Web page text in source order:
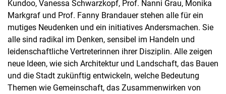
Kundoo, Vanessa Schwarzkopf, Prof. Nanni Grau, Monika
Markgraf und Prof. Fanny Brandauer stehen alle für ein
mutiges Neudenken und ein initiatives Andersmachen. Sie
alle sind radikal im Denken, sensibel im Handeln und
leidenschaftliche Vertreterinnen ihrer Disziplin. Alle zeigen
neue Ideen, wie sich Architektur und Landschaft, das Bauen
und die Stadt zukünftig entwickeln, welche Bedeutung
Themen wie Gemeinschaft, das Zusammenwirken von